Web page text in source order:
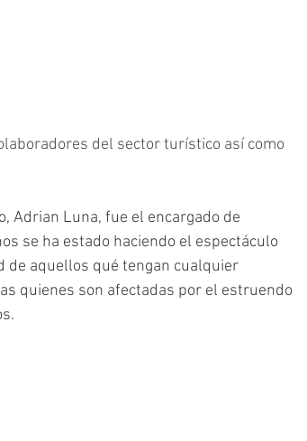
del sector turístico así como
Adrian Luna, fue el encargado de
se ha estado haciendo el espectáculo
de aquellos qué tengan cualquier
quienes son afectadas por el estruendo